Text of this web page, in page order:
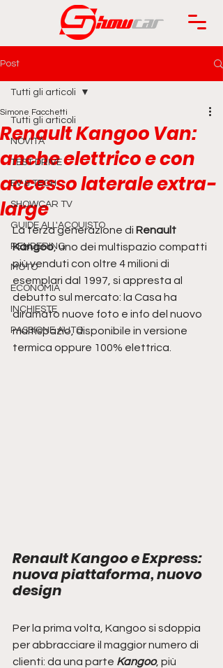
Post
Tutti gli articoli
NOVITÀ
TEST DRIVE
EV & TECH
SHOWCAR TV
GUIDE ALL'ACQUISTO
RENDERING
MOTO
ECONOMIA
INCHIESTE
PASSIONE AUTO
Tutti gli articoli
Renault Kangoo Van:
anche elettrico e con
accesso laterale extra-
large
Simone Facchetti
La terza generazione di Renault
Kangoo, uno dei multispazio compatti
più venduti con oltre 4 milioni di
esemplari dal 1997, si appresta al
debutto sul mercato: la Casa ha
diramato nuove foto e info del nuovo
multispazio, disponibile in versione
termica oppure 100% elettrica.
Renault Kangoo e Express:
nuova piattaforma, nuovo
design
Per la prima volta, Kangoo si sdoppia
per abbracciare il maggior numero di
clienti: da una parte Kangoo, più